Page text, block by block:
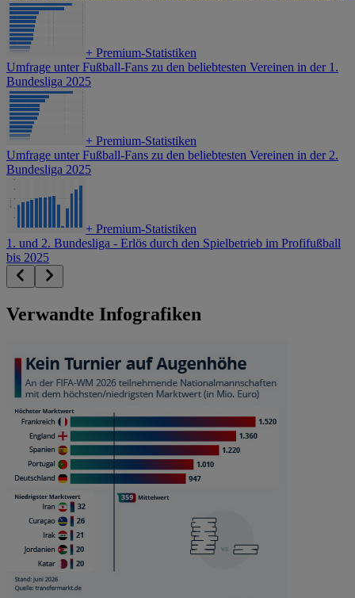
+ Premium-Statistiken
Umfrage unter Fußball-Fans zu den beliebtesten Vereinen in der 1.
Bundesliga 2025
+ Premium-Statistiken
Umfrage unter Fußball-Fans zu den beliebtesten Vereinen in der 2.
Bundesliga 2025
+ Premium-Statistiken
1. und 2. Bundesliga - Erlös durch den Spielbetrieb im Profifußball
bis 2025
Verwandte Infografiken